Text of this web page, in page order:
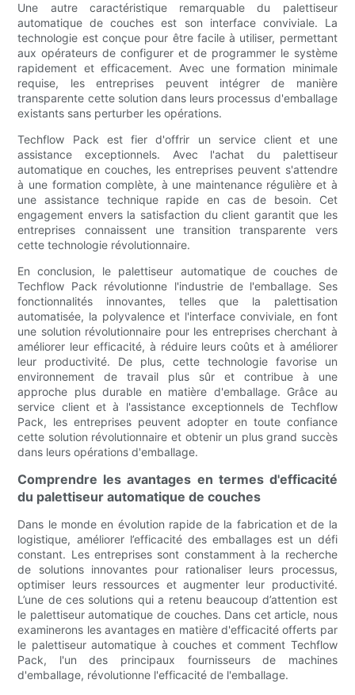
Une autre caractéristique remarquable du palettiseur
automatique de couches est son interface conviviale. La
technologie est conçue pour être facile à utiliser, permettant
aux opérateurs de configurer et de programmer le système
rapidement et efficacement. Avec une formation minimale
requise, les entreprises peuvent intégrer de manière
transparente cette solution dans leurs processus d'emballage
existants sans perturber les opérations.
Techflow Pack est fier d'offrir un service client et une
assistance exceptionnels. Avec l'achat du palettiseur
automatique en couches, les entreprises peuvent s'attendre
à une formation complète, à une maintenance régulière et à
une assistance technique rapide en cas de besoin. Cet
engagement envers la satisfaction du client garantit que les
entreprises connaissent une transition transparente vers
cette technologie révolutionnaire.
En conclusion, le palettiseur automatique de couches de
Techflow Pack révolutionne l'industrie de l'emballage. Ses
fonctionnalités innovantes, telles que la palettisation
automatisée, la polyvalence et l'interface conviviale, en font
une solution révolutionnaire pour les entreprises cherchant à
améliorer leur efficacité, à réduire leurs coûts et à améliorer
leur productivité. De plus, cette technologie favorise un
environnement de travail plus sûr et contribue à une
approche plus durable en matière d'emballage. Grâce au
service client et à l'assistance exceptionnels de Techflow
Pack, les entreprises peuvent adopter en toute confiance
cette solution révolutionnaire et obtenir un plus grand succès
dans leurs opérations d'emballage.
Comprendre les avantages en termes d'efficacité
du palettiseur automatique de couches
Dans le monde en évolution rapide de la fabrication et de la
logistique, améliorer l’efficacité des emballages est un défi
constant. Les entreprises sont constamment à la recherche
de solutions innovantes pour rationaliser leurs processus,
optimiser leurs ressources et augmenter leur productivité.
L’une de ces solutions qui a retenu beaucoup d’attention est
le palettiseur automatique de couches. Dans cet article, nous
examinerons les avantages en matière d'efficacité offerts par
le palettiseur automatique à couches et comment Techflow
Pack, l'un des principaux fournisseurs de machines
d'emballage, révolutionne l'efficacité de l'emballage.